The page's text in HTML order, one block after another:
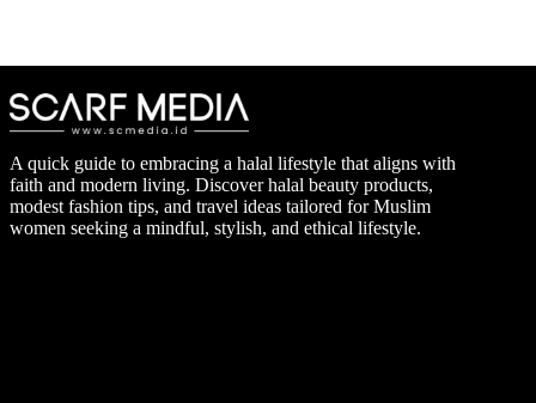
A quick guide to embracing a halal lifestyle that aligns with
faith and modern living. Discover halal beauty products,
modest fashion tips, and travel ideas tailored for Muslim
women seeking a mindful, stylish, and ethical lifestyle.